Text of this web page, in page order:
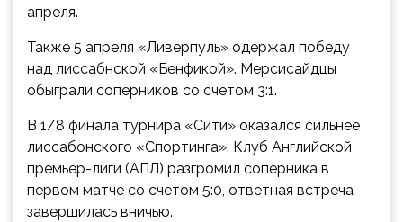
апреля.
Также 5 апреля «Ливерпуль» одержал победу
над лиссабнской «Бенфикой». Мерсисайдцы
обыграли соперников со счетом 3:1.
В 1/8 финала турнира «Сити» оказался сильнее
лиссабонского «Спортинга». Клуб Английской
премьер-лиги (АПЛ) разгромил соперника в
первом матче со счетом 5:0, ответная встреча
завершилась вничью.